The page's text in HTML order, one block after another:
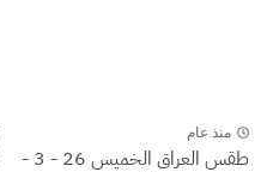
منذ عام
طقس العراق الخميس 26 - 3 -